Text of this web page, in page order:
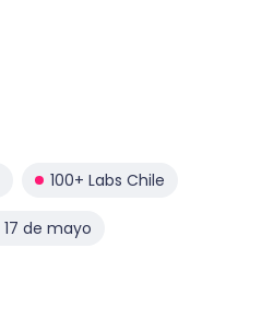
100+ Labs Chile
17 de mayo